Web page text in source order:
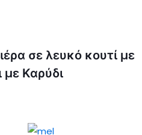
σε λευκό κουτί με
με Καρύδι